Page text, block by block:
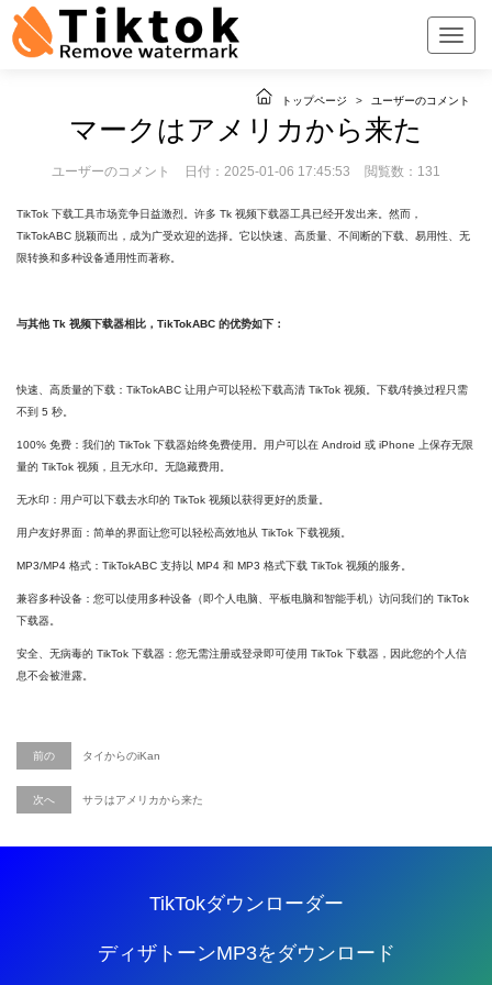
トップページ > ユーザーのコメント
マークはアメリカから来た
ユーザーのコメント 日付：2025-01-06 17:45:53 閲覧数：131
TikTok 下载工具市场竞争日益激烈。许多 Tk 视频下载器工具已经开发出来。然而，
TikTokABC 脱颖而出，成为广受欢迎的选择。它以快速、高质量、不间断的下载、易用性、无
限转换和多种设备通用性而著称。
与其他 Tk 视频下载器相比，TikTokABC 的优势如下：
快速、高质量的下载：TikTokABC 让用户可以轻松下载高清 TikTok 视频。下载/转换过程只需
不到 5 秒。
100% 免费：我们的 TikTok 下载器始终免费使用。用户可以在 Android 或 iPhone 上保存无限
量的 TikTok 视频，且无水印。无隐藏费用。
无水印：用户可以下载去水印的 TikTok 视频以获得更好的质量。
用户友好界面：简单的界面让您可以轻松高效地从 TikTok 下载视频。
MP3/MP4 格式：TikTokABC 支持以 MP4 和 MP3 格式下载 TikTok 视频的服务。
兼容多种设备：您可以使用多种设备（即个人电脑、平板电脑和智能手机）访问我们的 TikTok
下载器。
安全、无病毒的 TikTok 下载器：您无需注册或登录即可使用 TikTok 下载器，因此您的个人信
息不会被泄露。
前の タイからのiKan
次へ サラはアメリカから来た
TikTokダウンローダー
ディザトーンMP3をダウンロード